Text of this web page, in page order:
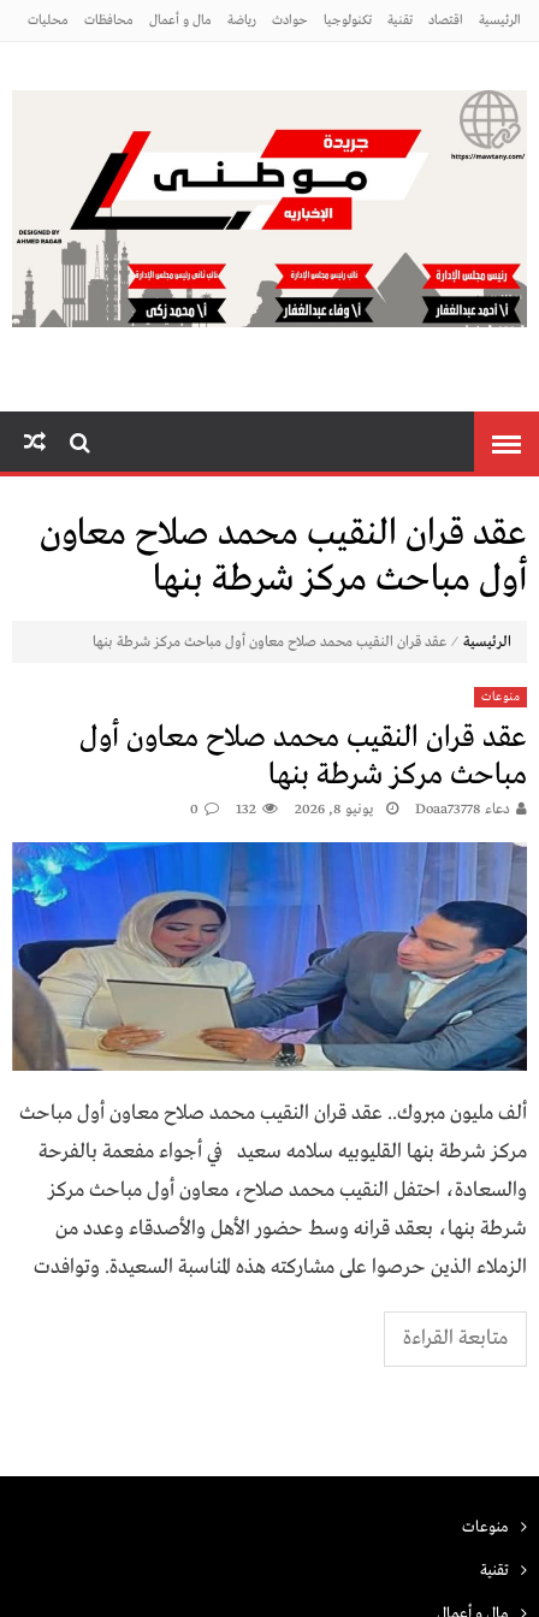
الرئيسية اقتصاد تقنية تكنولوجيا حوادث رياضة مال و أعمال محافظات محليات
عقد قران النقيب محمد صلاح معاون
أول مباحث مركز شرطة بنها
الرئيسية ⁄ عقد قران النقيب محمد صلاح معاون أول مباحث مركز شرطة بنها
منوعات
عقد قران النقيب محمد صلاح معاون أول
مباحث مركز شرطة بنها
دعاء Doaa73778 يونيو 8, 2026 132
0
ألف مليون مبروك.. عقد قران النقيب محمد صلاح معاون أول مباحث
مركز شرطة بنها القليوبيه سلامه سعيد في أجواء مفعمة بالفرحة
والسعادة، احتفل النقيب محمد صلاح، معاون أول مباحث مركز
شرطة بنها، بعقد قرانه وسط حضور الأهل والأصدقاء وعدد من
الزملاء الذين حرصوا على مشاركته هذه المناسبة السعيدة. وتوافدت
متابعة القراءة
منوعات
تقنية